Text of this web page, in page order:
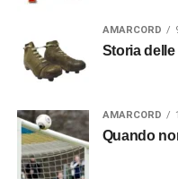
AMARCORD
Storia
AMARCORD
Quando